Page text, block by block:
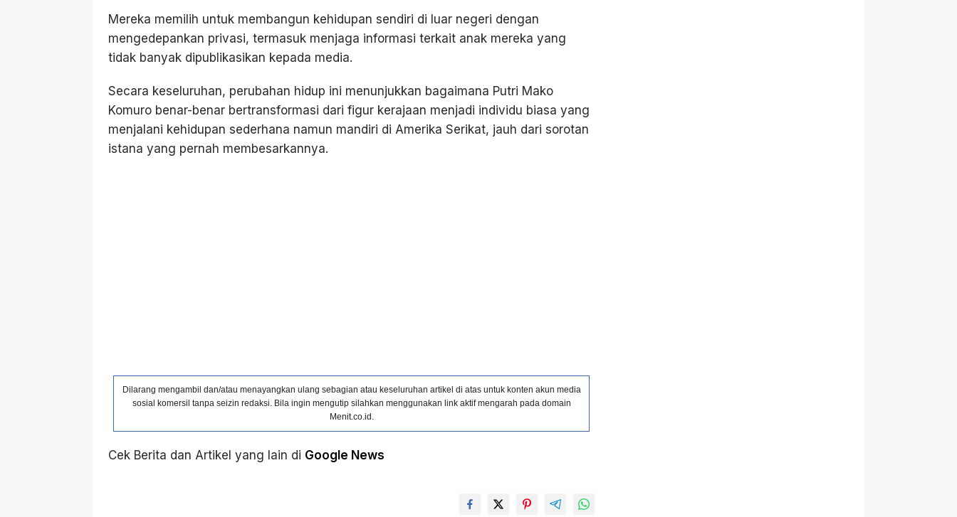
Mereka memilih untuk membangun kehidupan sendiri di luar negeri dengan
mengedepankan privasi, termasuk menjaga informasi terkait anak mereka yang
tidak banyak dipublikasikan kepada media.
Secara keseluruhan, perubahan hidup ini menunjukkan bagaimana Putri Mako
Komuro benar-benar bertransformasi dari figur kerajaan menjadi individu biasa yang
menjalani kehidupan sederhana namun mandiri di Amerika Serikat, jauh dari sorotan
istana yang pernah membesarkannya.
Dilarang mengambil dan/atau menayangkan ulang sebagian atau keseluruhan artikel di atas untuk konten akun media
sosial komersil tanpa seizin redaksi. Bila ingin mengutip silahkan menggunakan link aktif mengarah pada domain
Menit.co.id.
Cek Berita dan Artikel yang lain di Google News